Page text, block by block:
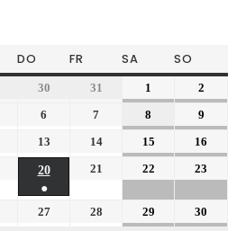
DO FR SA SO
30 31 1
2
6 7 8
9
13 14 15
16
20
●
21 22 23
27 28 29
30